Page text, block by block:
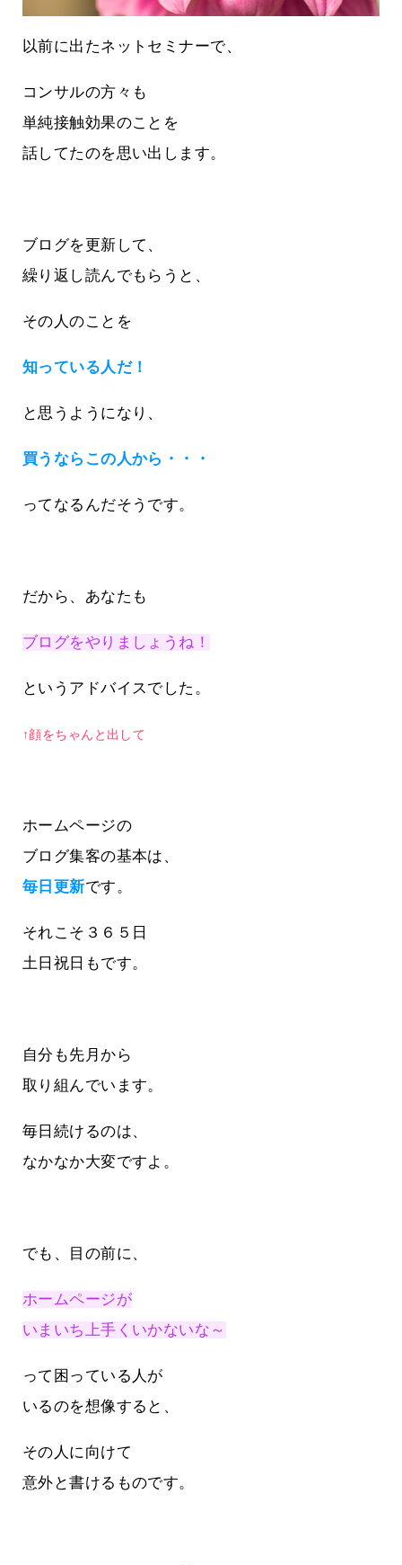
以前に出たネットセミナーで、
コンサルの方々も
単純接触効果のことを
話してたのを思い出します。
ブログを更新して、
繰り返し読んでもらうと、
その人のことを
知っている人だ！
と思うようになり、
買うならこの人から・・・
ってなるんだそうです。
だから、あなたも
ブログをやりましょうね！
というアドバイスでした。
↑顔をちゃんと出して
ホームページの
ブログ集客の基本は、
毎日更新です。
それこそ３６５日
土日祝日もです。
自分も先月から
取り組んでいます。
毎日続けるのは、
なかなか大変ですよ。
でも、目の前に、
ホームページが
いまいち上手くいかないな～
って困っている人が
いるのを想像すると、
その人に向けて
意外と書けるものです。